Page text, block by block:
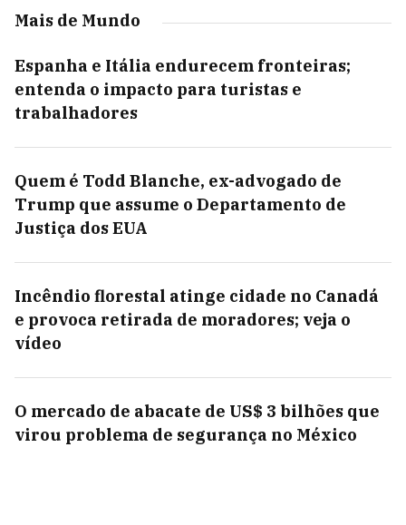
Mais de Mundo
Espanha e Itália endurecem fronteiras;
entenda o impacto para turistas e
trabalhadores
Quem é Todd Blanche, ex-advogado de
Trump que assume o Departamento de
Justiça dos EUA
Incêndio florestal atinge cidade no Canadá
e provoca retirada de moradores; veja o
vídeo
O mercado de abacate de US$ 3 bilhões que
virou problema de segurança no México